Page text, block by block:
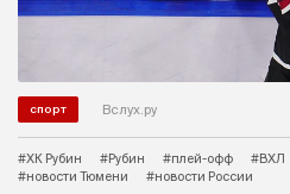
спорт Вслух.ру
#ХК Рубин #Рубин #плей-офф #ВХЛ
#новости Тюмени
#новости России